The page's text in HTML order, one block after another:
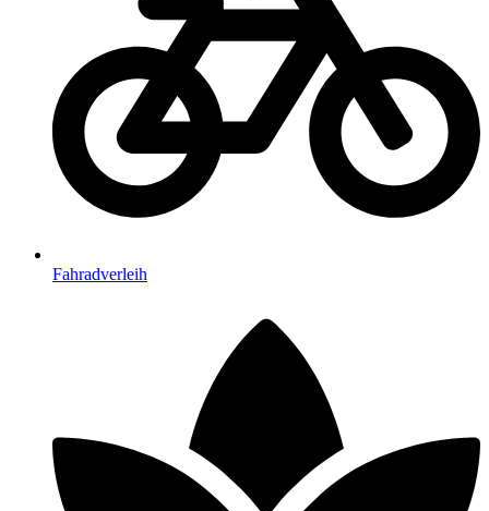
Fahradverleih